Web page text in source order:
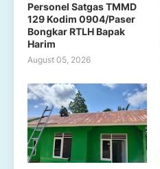
Personel Satgas TMMD
129 Kodim 0904/Paser
Bongkar RTLH Bapak
Harim
August 05, 2026